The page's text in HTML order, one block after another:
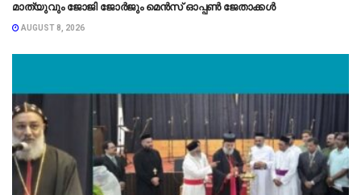
മാത്യുവും ജോജി ജോർജും മെൻസ് ഓപ്പൺ ജേതാക്കൾ
AUGUST 8, 2026